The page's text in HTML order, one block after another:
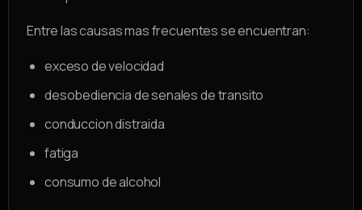
Entre las causas mas frecuentes se encuentran:
exceso de velocidad
desobediencia de senales de transito
conduccion distraida
fatiga
consumo de alcohol